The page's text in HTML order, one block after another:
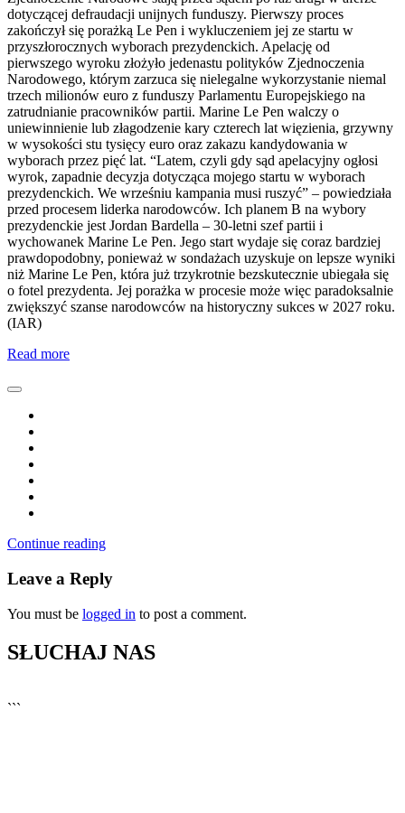
dotyczącej defraudacji unijnych funduszy. Pierwszy proces
zakończył się porażką Le Pen i wykluczeniem jej ze startu w
przyszłorocznych wyborach prezydenckich. Apelację od
pierwszego wyroku złożyło jedenastu polityków Zjednoczenia
Narodowego, którym zarzuca się nielegalne wykorzystanie niemal
trzech milionów euro z funduszy Parlamentu Europejskiego na
zatrudnianie pracowników partii. Marine Le Pen walczy o
uniewinnienie lub złagodzenie kary czterech lat więzienia, grzywny
w wysokości stu tysięcy euro oraz zakazu kandydowania w
wyborach przez pięć lat. “Latem, czyli gdy sąd apelacyjny ogłosi
wyrok, zapadnie decyzja dotycząca mojego startu w wyborach
prezydenckich. We wrześniu kampania musi ruszyć” – powiedziała
przed procesem liderka narodowców. Ich planem B na wybory
prezydenckie jest Jordan Bardella – 30-letni szef partii i
wychowanek Marine Le Pen. Jego start wydaje się coraz bardziej
prawdopodobny, ponieważ w sondażach uzyskuje on lepsze wyniki
niż Marine Le Pen, która już trzykrotnie bezskutecznie ubiegała się
o fotel prezydenta. Jej porażka w procesie może więc paradoksalnie
zwiększyć szanse narodowców na historyczny sukces w 2027 roku.
(IAR)
Read more
Continue reading
Leave a Reply
You must be logged in to post a comment.
SŁUCHAJ NAS
```